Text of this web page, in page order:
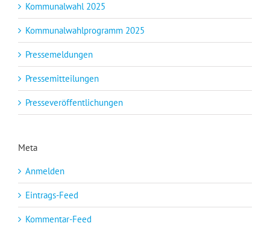
Kommunalwahl 2025
Kommunalwahlprogramm 2025
Pressemeldungen
Pressemitteilungen
Presseveröffentlichungen
Meta
Anmelden
Eintrags-Feed
Kommentar-Feed